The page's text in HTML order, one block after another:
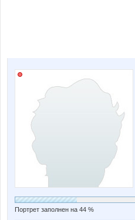
Портрет заполнен на 44 %